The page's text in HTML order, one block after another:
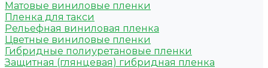
Матовые виниловые пленки
Пленка для такси
Рельефная виниловая пленка
Цветные виниловые пленки
Гибридные полиуретановые пленки
Защитная (глянцевая) гибридная пленка